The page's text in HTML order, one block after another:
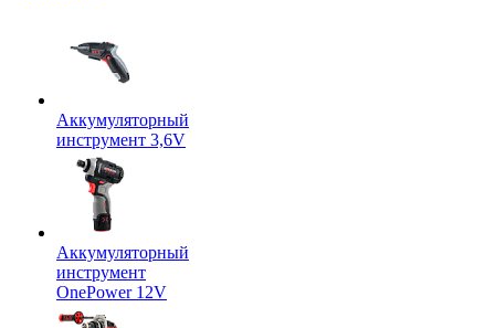
Аккумуляторный
инструмент 3,6V
Аккумуляторный
инструмент
OnePower 12V